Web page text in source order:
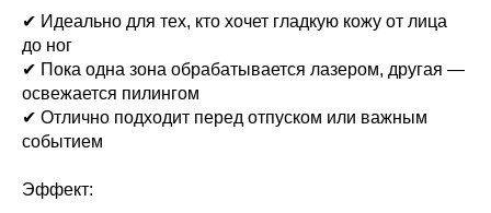
✔ Идеально для тех, кто хочет гладкую кожу от лица
до ног
✔ Пока одна зона обрабатывается лазером, другая —
освежается пилингом
✔ Отлично подходит перед отпуском или важным
событием
Эффект: